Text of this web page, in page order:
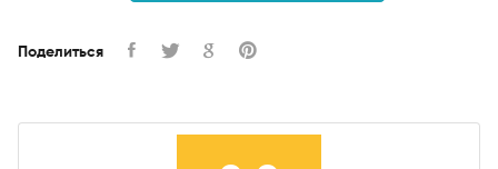
Поделиться